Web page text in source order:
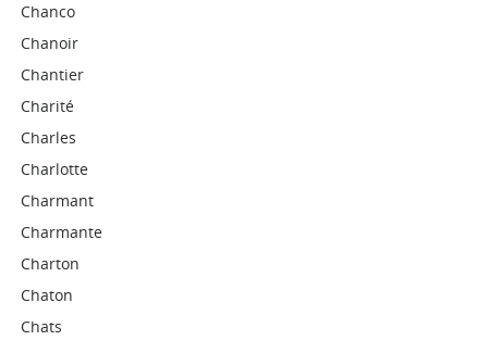
Chanco
Chanoir
Chantier
Charité
Charles
Charlotte
Charmant
Charmante
Charton
Chaton
Chats